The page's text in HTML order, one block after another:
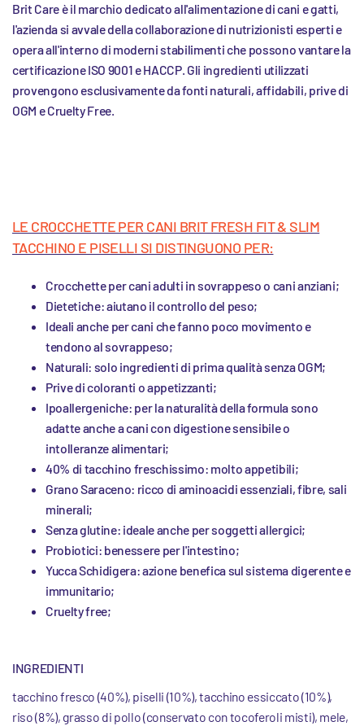
Brit Care è il marchio dedicato all'alimentazione di cani e gatti,
l'azienda si avvale della collaborazione di nutrizionisti esperti e
opera all'interno di moderni stabilimenti che possono vantare la
certificazione ISO 9001 e HACCP. Gli ingredienti utilizzati
provengono esclusivamente da fonti naturali, affidabili, prive di
OGM e Cruelty Free.
LE CROCCHETTE PER CANI BRIT FRESH FIT & SLIM
TACCHINO E PISELLI SI DISTINGUONO PER:
Crocchette per cani adulti in sovrappeso o cani anziani;
Dietetiche: aiutano il controllo del peso;
Ideali anche per cani che fanno poco movimento e
tendono al sovrappeso;
Naturali: solo ingredienti di prima qualità senza OGM;
Prive di coloranti o appetizzanti;
Ipoallergeniche: per la naturalità della formula sono
adatte anche a cani con digestione sensibile o
intolleranze alimentari;
40% di tacchino freschissimo: molto appetibili;
Grano Saraceno: ricco di aminoacidi essenziali, fibre, sali
minerali;
Senza glutine: ideale anche per soggetti allergici;
Probiotici: benessere per l'intestino;
Yucca Schidigera: azione benefica sul sistema digerente e
immunitario;
Cruelty free;
INGREDIENTI
tacchino fresco (40%), piselli (10%), tacchino essiccato (10%),
riso (8%), grasso di pollo (conservato con tocoferoli misti), mele,